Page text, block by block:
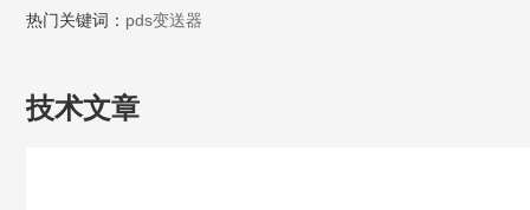
热门关键词： pds变送器
技术文章